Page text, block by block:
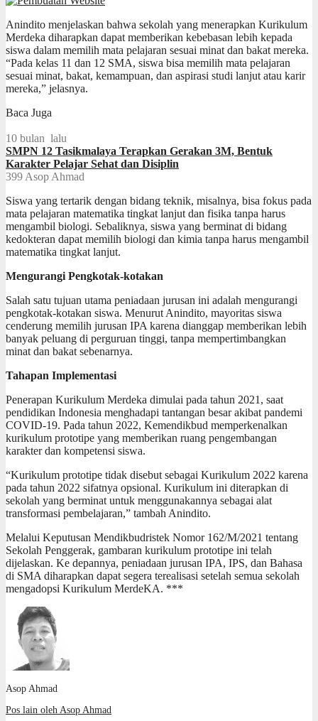
Anindito menjelaskan bahwa sekolah yang menerapkan Kurikulum
Merdeka diharapkan dapat memberikan kebebasan lebih kepada
siswa dalam memilih mata pelajaran sesuai minat dan bakat mereka.
“Pada kelas 11 dan 12 SMA, siswa bisa memilih mata pelajaran
sesuai minat, bakat, kemampuan, dan aspirasi studi lanjut atau karir
mereka,” jelasnya.
Baca Juga
10 bulan lalu
SMPN 12 Tasikmalaya Terapkan Gerakan 3M, Bentuk
Karakter Pelajar Sehat dan Disiplin
399 Asop Ahmad
Siswa yang tertarik dengan bidang teknik, misalnya, bisa fokus pada
mata pelajaran matematika tingkat lanjut dan fisika tanpa harus
mengambil biologi. Sebaliknya, siswa yang berminat di bidang
kedokteran dapat memilih biologi dan kimia tanpa harus mengambil
matematika tingkat lanjut.
Mengurangi Pengkotak-kotakan
Salah satu tujuan utama peniadaan jurusan ini adalah mengurangi
pengkotak-kotakan siswa. Menurut Anindito, mayoritas siswa
cenderung memilih jurusan IPA karena dianggap memberikan lebih
banyak peluang di perguruan tinggi, tanpa mempertimbangkan
minat dan bakat sebenarnya.
Tahapan Implementasi
Penerapan Kurikulum Merdeka dimulai pada tahun 2021, saat
pendidikan Indonesia menghadapi tantangan besar akibat pandemi
COVID-19. Pada tahun 2022, Kemendikbud memperkenalkan
kurikulum prototipe yang memberikan ruang pengembangan
karakter dan kompetensi siswa.
“Kurikulum prototipe tidak disebut sebagai Kurikulum 2022 karena
pada tahun 2022 sifatnya opsional. Kurikulum ini diterapkan di
sekolah yang berminat untuk menggunakannya sebagai alat
transformasi pembelajaran,” tambah Anindito.
Melalui Keputusan Mendikbudristek Nomor 162/M/2021 tentang
Sekolah Penggerak, gambaran kurikulum prototipe ini telah
dijelaskan. Ke depannya, peniadaan jurusan IPA, IPS, dan Bahasa
di SMA diharapkan dapat segera terealisasi setelah semua sekolah
mengadopsi Kurikulum MerdeKA. ***
Asop Ahmad
Pos lain oleh Asop Ahmad